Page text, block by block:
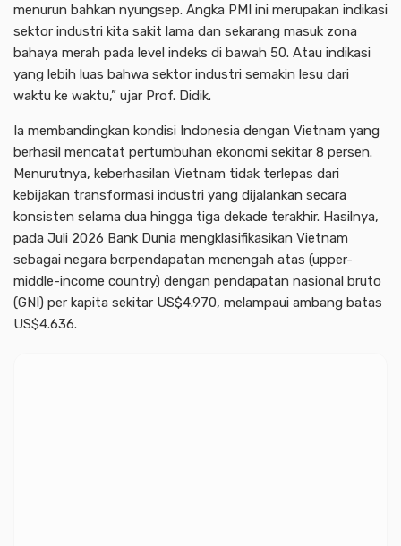
menurun bahkan nyungsep. Angka PMI ini merupakan indikasi
sektor industri kita sakit lama dan sekarang masuk zona
bahaya merah pada level indeks di bawah 50. Atau indikasi
yang lebih luas bahwa sektor industri semakin lesu dari
waktu ke waktu,” ujar Prof. Didik.
Ia membandingkan kondisi Indonesia dengan Vietnam yang
berhasil mencatat pertumbuhan ekonomi sekitar 8 persen.
Menurutnya, keberhasilan Vietnam tidak terlepas dari
kebijakan transformasi industri yang dijalankan secara
konsisten selama dua hingga tiga dekade terakhir. Hasilnya,
pada Juli 2026 Bank Dunia mengklasifikasikan Vietnam
sebagai negara berpendapatan menengah atas (upper-
middle-income country) dengan pendapatan nasional bruto
(GNI) per kapita sekitar US$4.970, melampaui ambang batas
US$4.636.